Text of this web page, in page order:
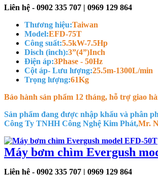
Liên hệ - 0902 335 707 | 0969 129 864
Thương hiệu:Taiwan
Model:EFD-75T
Công suất:5.5kW-7.5Hp
Disch (inch):3”(4”)Inch
Điện áp:3Phase - 50Hz
Cột áp- Lưu lượng:25.5m-1300L/min
Trọng lượng:61Kg
Bảo hành sản phẩm 12 tháng, hỗ trợ giao
Sản phẩm đang được nhập khẩu và phân
Công Ty TNHH Công Nghệ Kim Phát,Mr.
Máy bơm chìm Evergush
Liên hệ - 0902 335 707 | 0969 129 864